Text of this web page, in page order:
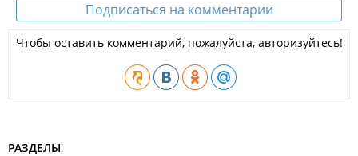
Подписаться на комментарии
Чтобы оставить комментарий, пожалуйста, авторизуйтесь!
РАЗДЕЛЫ